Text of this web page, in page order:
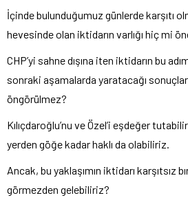
İçinde bulunduğumuz günlerde karşıtı
hevesinde olan iktidarın varlığı hiç mi
CHP’yi sahne dışına iten iktidarın bu
sonraki aşamalarda yaratacağı sonuçlar
öngörülmez?
Kılıçdaroğlu’nu ve Özel’i eşdeğer
yerden göğe kadar haklı da olabiliriz.
Ancak, bu yaklaşımın iktidarı karşıtsız
görmezden gelebiliriz?